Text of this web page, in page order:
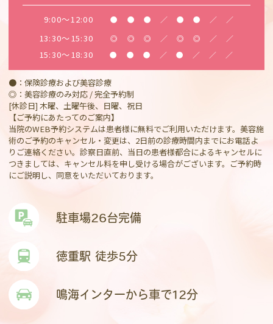
9:00～12:00 ● ● ● ／ ● ● ／ ／
13:30～15:30 ◎ ◎ ◎ ／ ◎ ◎ ／ ／
15:30～18:30 ● ● ● ／ ● ／ ／ ／
●：保険診療および美容診療
◎：美容診療のみ対応 / 完全予約制
[休診日] 木曜、土曜午後、日曜、祝日
【ご予約にあたってのご案内】
当院のWEB予約システムは患者様に無料でご利用いただけます。美容施
術のご予約のキャンセル・変更は、2日前の診療時間内までにお電話よ
りご連絡ください。診察日直前、当日の患者様都合によるキャンセルに
つきましては、キャンセル料を申し受ける場合がございます。ご予約時
にご説明し、同意をいただいております。
駐車場26台完備
徳重駅 徒歩5分
鳴海インターから車で12分